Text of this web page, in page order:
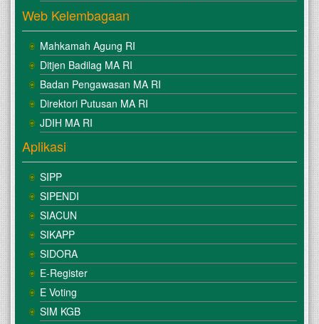
Web Kelembagaan
Mahkamah Agung RI
Ditjen Badilag MA RI
Badan Pengawasan MA RI
Direktori Putusan MA RI
JDIH MA RI
Aplikasi
SIPP
SIPENDI
SIACUN
SIKAPP
SIDORA
E-Register
E Voting
SIM KGB